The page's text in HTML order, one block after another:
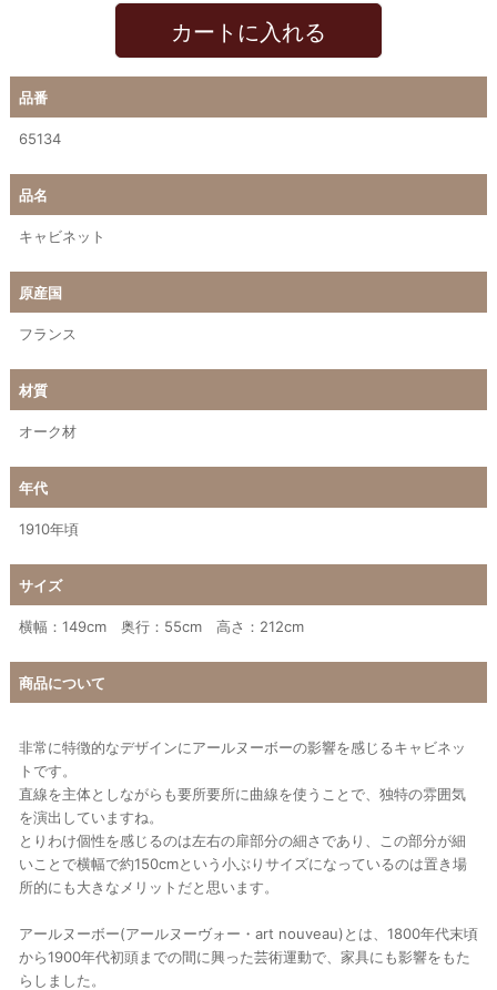
カートに入れる
品番
65134
品名
キャビネット
原産国
フランス
材質
オーク材
年代
1910年頃
サイズ
横幅：149cm 奥行：55cm 高さ：212cm
商品について
非常に特徴的なデザインにアールヌーボーの影響を感じるキャビネッ
トです。
直線を主体としながらも要所要所に曲線を使うことで、独特の雰囲気
を演出していますね。
とりわけ個性を感じるのは左右の扉部分の細さであり、この部分が細
いことで横幅で約150cmという小ぶりサイズになっているのは置き場
所的にも大きなメリットだと思います。
アールヌーボー(アールヌーヴォー・art nouveau)とは、1800年代末頃
から1900年代初頭までの間に興った芸術運動で、家具にも影響をもた
らしました。